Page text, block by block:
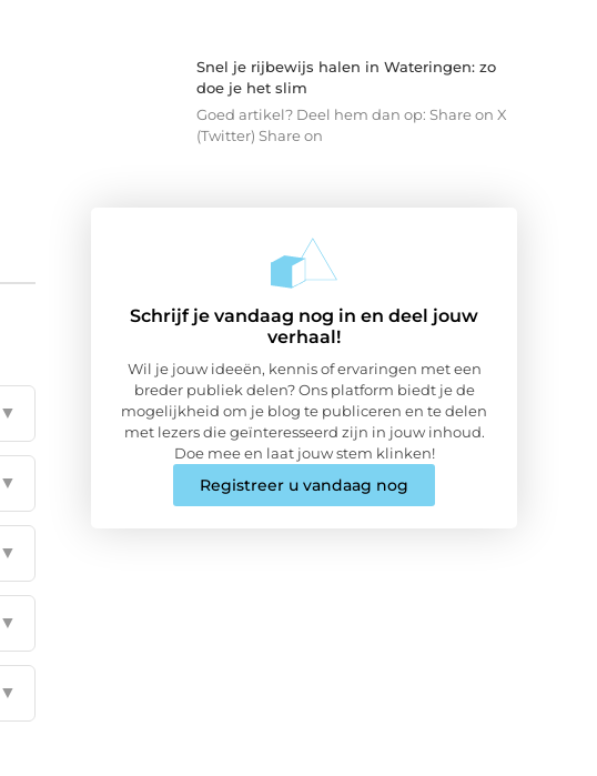
▼
▼
▼
▼
▼
Snel je rijbewijs halen in Wateringen: zo
doe je het slim
Goed artikel? Deel hem dan op: Share on X
(Twitter) Share on
Schrijf je vandaag nog in en deel jouw
verhaal!
Wil je jouw ideeën, kennis of ervaringen met een
breder publiek delen? Ons platform biedt je de
mogelijkheid om je blog te publiceren en te delen
met lezers die geïnteresseerd zijn in jouw inhoud.
Doe mee en laat jouw stem klinken!
Registreer u vandaag nog